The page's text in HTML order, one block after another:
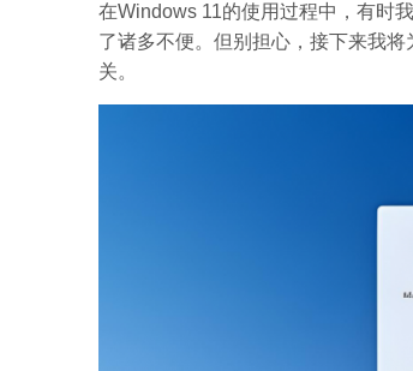
在Windows 11的使用过程中，有时
了诸多不便。但别担心，接下来我
关。